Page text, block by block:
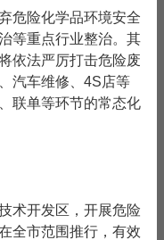
险化学品环境安全
等重点行业整治。其
依法严厉打击危险废
汽车维修、4S店等
联单等环节的常态化
开发区，开展危险
全市范围推行，有效